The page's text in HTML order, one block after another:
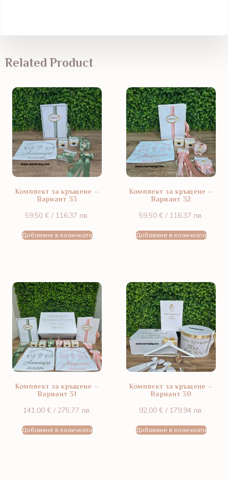
Related Product
Комплект за кръщене –
Вариант 33
59,50 € / 116,37 лв.
Добавяне в количката
Комплект за кръщене –
Вариант 32
59,50 € / 116,37 лв.
Добавяне в количката
Комплект за кръщене –
Вариант 31
141,00 € / 275,77 лв.
Добавяне в количката
Комплект за кръщене –
Вариант 30
92,00 € / 179,94 лв.
Добавяне в количката